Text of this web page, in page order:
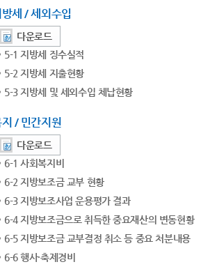
세 / 세외수입
다운로드
5-1 지방세 징수실적
5-2 지방세 지출현황
5-3 지방세 및 세외수입 체납현황
/ 민간지원
다운로드
6-1 사회복지비
6-2 지방보조금 교부 현황
6-3 지방보조사업 운용평가 결과
6-4 지방보조금으로 취득한 중요재산의 변동현황
6-5 지방보조금 교부결정 취소 등 중요 처분내용
6-6 행사·축제경비